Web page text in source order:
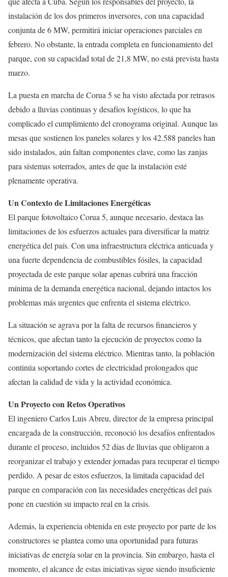
instalación de los dos primeros inversores, con una capacidad
conjunta de 6 MW, permitirá iniciar operaciones parciales en
febrero. No obstante, la entrada completa en funcionamiento del
parque, con su capacidad total de 21,8 MW, no está prevista hasta
marzo.
La puesta en marcha de Corua 5 se ha visto afectada por retrasos
debido a lluvias continuas y desafíos logísticos, lo que ha
complicado el cumplimiento del cronograma original. Aunque las
mesas que sostienen los paneles solares y los 42.588 paneles han
sido instalados, aún faltan componentes clave, como las zanjas
para sistemas soterrados, antes de que la instalación esté
plenamente operativa.
Un Contexto de Limitaciones Energéticas
El parque fotovoltaico Corua 5, aunque necesario, destaca las
limitaciones de los esfuerzos actuales para diversificar la matriz
energética del país. Con una infraestructura eléctrica anticuada y
una fuerte dependencia de combustibles fósiles, la capacidad
proyectada de este parque solar apenas cubrirá una fracción
mínima de la demanda energética nacional, dejando intactos los
problemas más urgentes que enfrenta el sistema eléctrico.
La situación se agrava por la falta de recursos financieros y
técnicos, que afectan tanto la ejecución de proyectos como la
modernización del sistema eléctrico. Mientras tanto, la población
continúa soportando cortes de electricidad prolongados que
afectan la calidad de vida y la actividad económica.
Un Proyecto con Retos Operativos
El ingeniero Carlos Luis Abreu, director de la empresa principal
encargada de la construcción, reconoció los desafíos enfrentados
durante el proceso, incluidos 52 días de lluvias que obligaron a
reorganizar el trabajo y extender jornadas para recuperar el tiempo
perdido. A pesar de estos esfuerzos, la limitada capacidad del
parque en comparación con las necesidades energéticas del país
pone en cuestión su impacto real en la crisis.
Además, la experiencia obtenida en este proyecto por parte de los
constructores se plantea como una oportunidad para futuras
iniciativas de energía solar en la provincia. Sin embargo, hasta el
momento, el alcance de estas iniciativas sigue siendo insuficiente